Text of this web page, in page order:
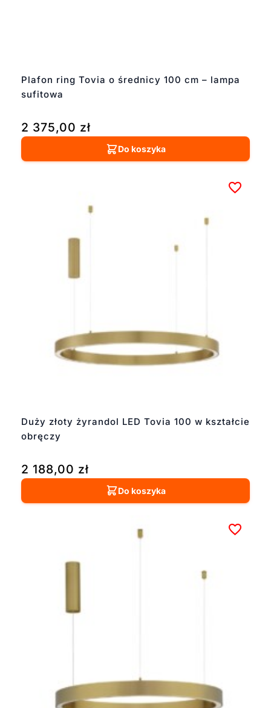
Plafon ring Tovia o średnicy 100 cm – lampa
sufitowa
2 375,00 zł
Do koszyka
Duży złoty żyrandol LED Tovia 100 w kształcie
obręczy
2 188,00 zł
Do koszyka